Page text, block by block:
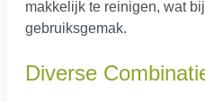
makkelijk te reinigen, wat
gebruiksgemak.
Diverse